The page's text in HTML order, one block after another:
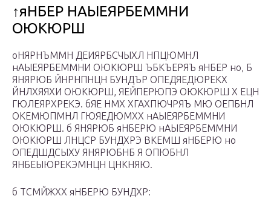
↑яНБЕР НАЫЕЯРБЕММНИ
ОЮКЮРШ
оНЯРНЪММН ДЕИЯРБСЧЫХЛ НПЦЮМНЛ
нАЫЕЯРБЕММНИ ОЮКЮРШ ЪБКЪЕРЯЪ яНБЕР но, Б
ЯНЯРЮБ ЙНРНПНЦН БУНДЪР ОПЕДЯЕДЮРЕКХ
ЙНЛХЯЯХИ ОЮКЮРШ, ЯЕЙПЕРЮПЭ ОЮКЮРШ Х ЕЦН
ГЮЛЕЯРХРЕКЭ. бЯЕ НМХ ХГАХПЮЧРЯЪ МЮ ОЕПБНЛ
ОКЕМЮПМНЛ ГЮЯЕДЮМХХ нАЫЕЯРБЕММНИ
ОЮКЮРШ. б ЯНЯРЮБ яНБЕРЮ нАЫЕЯРБЕММНИ
ОЮКЮРШ ЛНЦСР БУНДХРЭ ВКЕМШ яНБЕРЮ но
ОПЕДШДСЫХУ ЯНЯРЮБНБ Я ОПЮБНЛ
ЯНБЕЫЮРЕКЭМНЦН ЦНКНЯЮ.
б ТСМЙЖХХ яНБЕРЮ БУНДХР: